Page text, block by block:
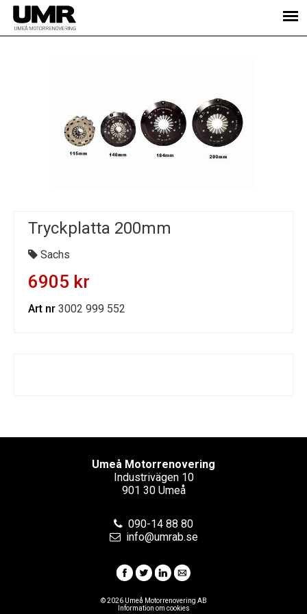
Tryckplatta 200mm
Sachs
6905 kr
Art nr 3002 999 552
Umeå Motorrenovering
Industrivägen 10
901 30 Umeå
090-14 88 80
info@umrab.se
© 2026 Umeå Motorrenovering AB
Information om cookies